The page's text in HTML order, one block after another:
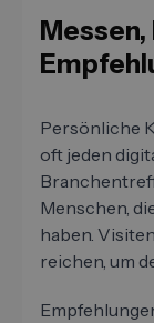
Messen,
Persönliche
oft jeden
Menschen,
haben.
reichen, um